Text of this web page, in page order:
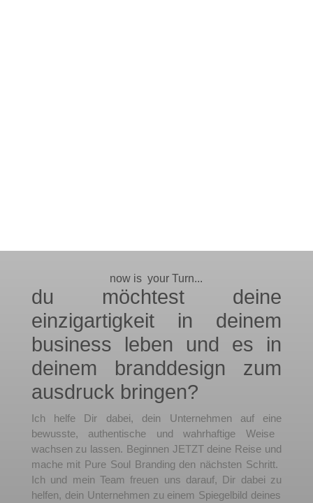
now is your Turn...
du möchtest deine
einzigartigkeit in deinem
business leben und es in
deinem branddesign zum
ausdruck bringen?
Ich helfe Dir dabei, dein Unternehmen aufeine
bewusste, authentische und wahrhaftige Weise
wachsen zu lassen. Beginnen JETZT deine Reiseund
mache mit Pure Soul Branding den nächsten Schritt.
Ich und mein Team freuen uns darauf, Dir dabei zu
helfen, dein Unternehmen zu einem Spiegelbild deines